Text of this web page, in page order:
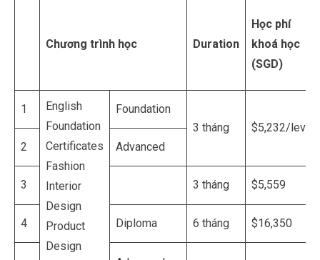
khoá học
(SGD)
1
English
Foundation
Certificates
Fashion
Interior
Design
Product
Design
Graphic
Foundation
2
Advanced
3 3 tháng $5,559
4 Diploma 6 tháng $16,350